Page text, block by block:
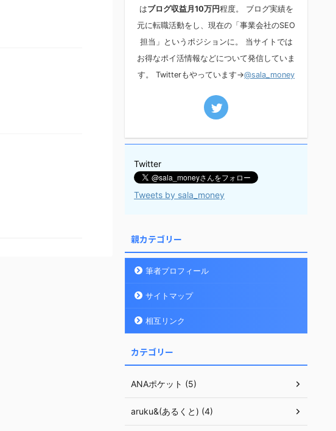
はブログ収益月10万円程度。 ブログ実績を
元に転職活動をし、現在の「事業会社のSEO
担当」というポジションに。 当サイトでは
お得なポイ活情報などについて発信していま
す。 Twitterもやっています→@sala_money
Twitter
Tweets by sala_money
親カテゴリー
筆者プロフィール
サイトマップ
相互リンク
カテゴリー
ANAポケット (5)
aruku&(あるくと) (4)